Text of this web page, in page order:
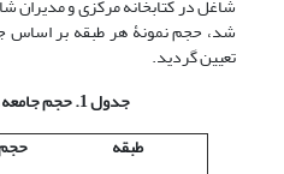
شاغل در کتابخانه مرکزی و مدیران
شد، حجم نمونۀ هر طبقه بر اساس
تعیین گردید.
جدول 1. حجم جامعه و نمونۀ پژوهش
طبقه